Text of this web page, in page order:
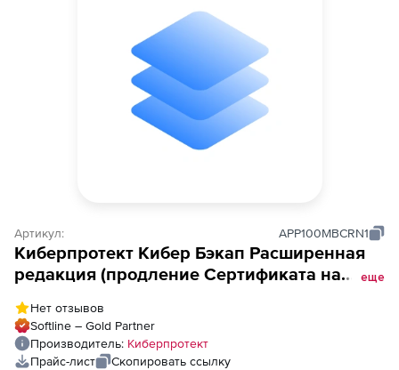
Артикул: APP100MBCRN1
Киберпротект Кибер Бэкап Расширенная
редакция (продление Сертификата на
Расширенная редакция для почтового
ящика на 1 год для коммерческих
организаций), 100 почтовых ящиков
еще
Нет отзывов
Softline – Gold Partner
Производитель: Киберпротект
Прайс-лист
Скопировать ссылку